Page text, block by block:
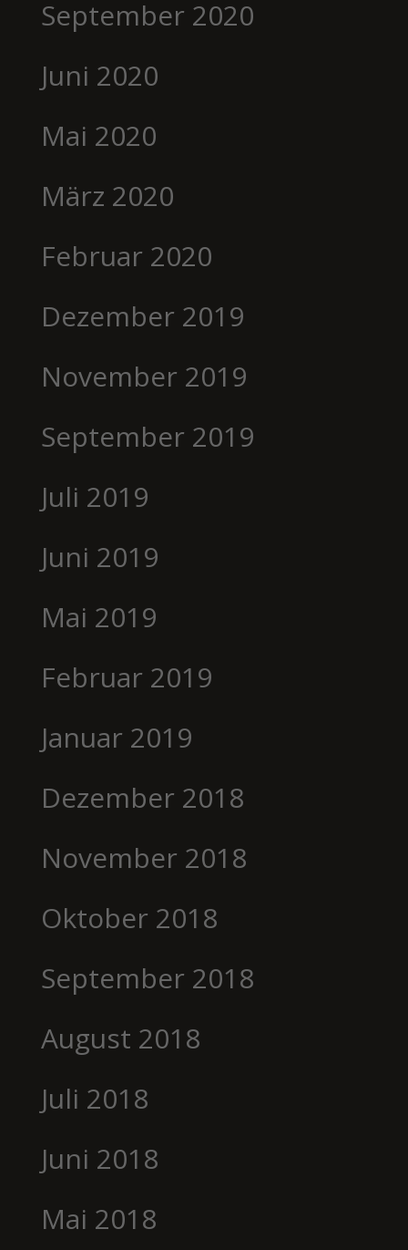
September 2020
Juni 2020
Mai 2020
März 2020
Februar 2020
Dezember 2019
November 2019
September 2019
Juli 2019
Juni 2019
Mai 2019
Februar 2019
Januar 2019
Dezember 2018
November 2018
Oktober 2018
September 2018
August 2018
Juli 2018
Juni 2018
Mai 2018